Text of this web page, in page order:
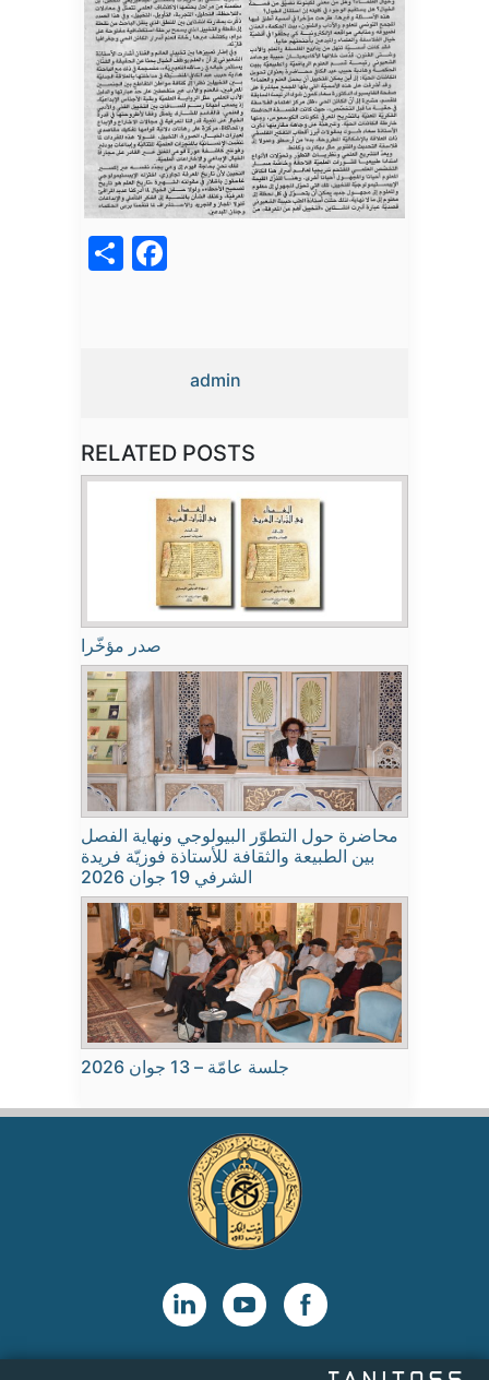
admin
RELATED POSTS
صدر مؤخّرا
محاضرة حول التطوّر البيولوجي ونهاية الفصل
بين الطبيعة والثقافة للأستاذة فوزيّة فريدة
الشرفي 19 جوان 2026
جلسة عامّة – 13 جوان 2026